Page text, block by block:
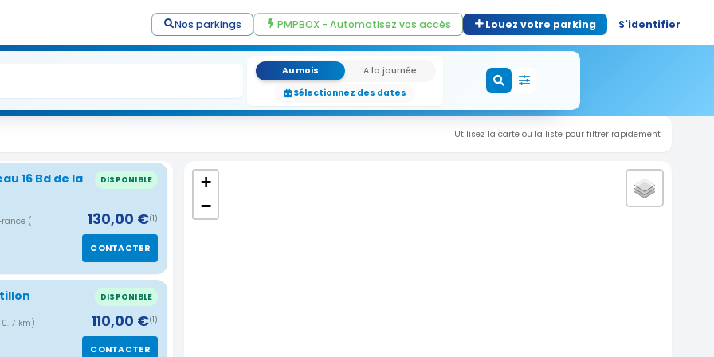
Nos parkings PMPBOX - Automatisez vos accès Louez votre parking S'identifier
Au mois
A la journée
Sélectionnez des dates
Utilisez la carte ou la liste pour filtrer rapidement
16 Bd de la
DISPONIBLE
( 130,00 €(1)
CONTACTER
DISPONIBLE
km) 110,00 €(1)
CONTACTER
+
−